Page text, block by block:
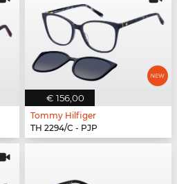
€ 156,00
Tommy Hilfiger
TH 2294/C - PJP